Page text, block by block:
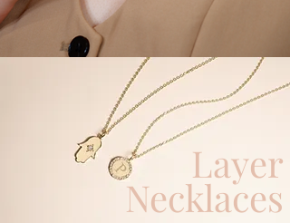
Layer
Necklaces